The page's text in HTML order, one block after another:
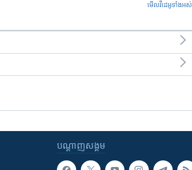
មើល​វីដេអូ​ទាំង​អស់
បណ្តាញ​សង្គម